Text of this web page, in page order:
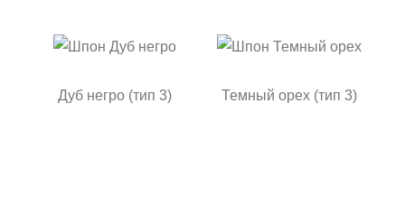
Дуб негро (тип 3) Темный орех (тип 3)